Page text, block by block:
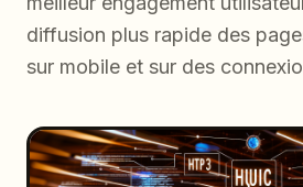
diffusion plus rapide des
sur mobile et sur des